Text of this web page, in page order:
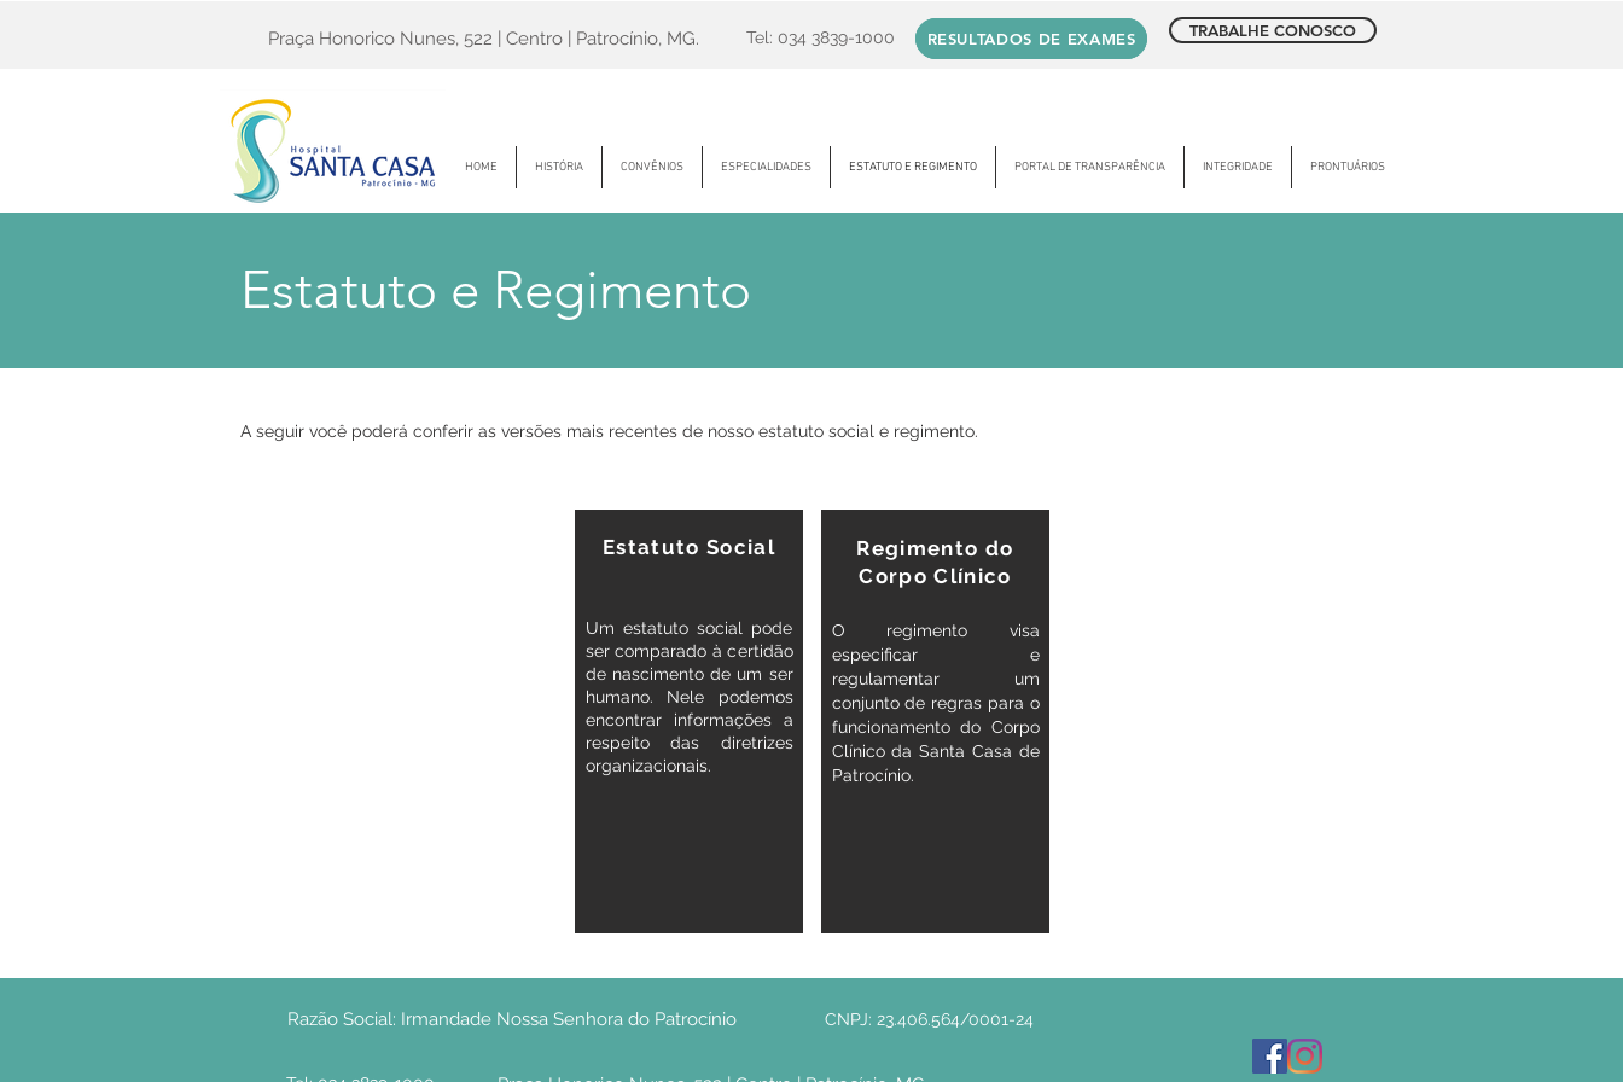
Praça Honorico Nunes, 522 | Centro | Patrocínio, MG. Tel: 034 3839-1000 RESULTADOS DE EXAMES TRABALHE CONOSCO
HOME HISTÓRIA CONVÊNIOS ESPECIALIDADES ESTATUTO E REGIMENTO PORTAL DE TRANSPARÊNCIA INTEGRIDADE PRONTUÁRIOS
Estatuto e Regimento
A seguir você poderá conferir as versões mais recentes de nosso estatuto social e regimento.
Estatuto Social
Um estatuto social pode
ser comparado à certidão
de nascimento de um ser
humano. Nele podemos
encontrar informações a
respeito das diretrizes
organizacionais.
Regimento do
Corpo Clínico
O regimento visa
especificar e
regulamentar um
conjunto de regras para o
funcionamento do Corpo
Clínico da Santa Casa de
Patrocínio.
Razão Social: Irmandade Nossa Senhora do Patrocínio CNPJ: 23.406.564/0001-24